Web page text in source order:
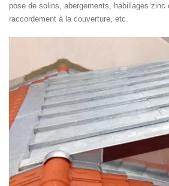
pose de solins, abergements, habillages zinc
raccordement à la couverture, etc.